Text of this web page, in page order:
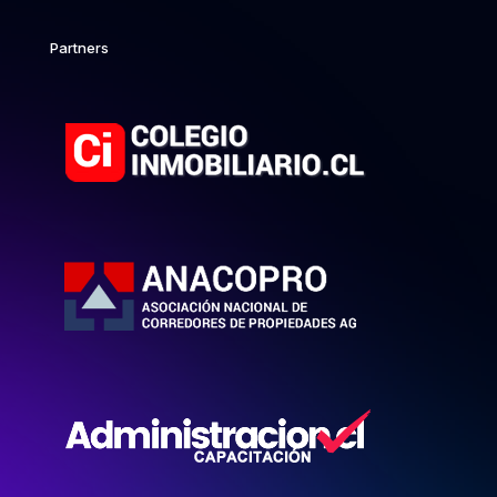
Partners